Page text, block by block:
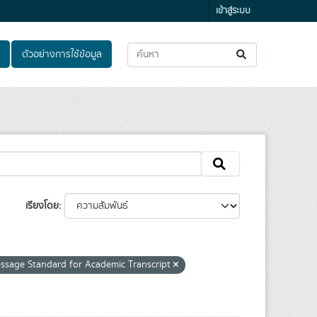
เข้าสู่ระบบ
ตัวอย่างการใช้ข้อมูล
เรียงโดย
Standard for Academic Transcript